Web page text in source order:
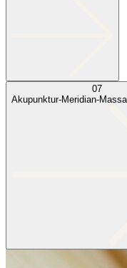
07
Akupunktur-Meridian-